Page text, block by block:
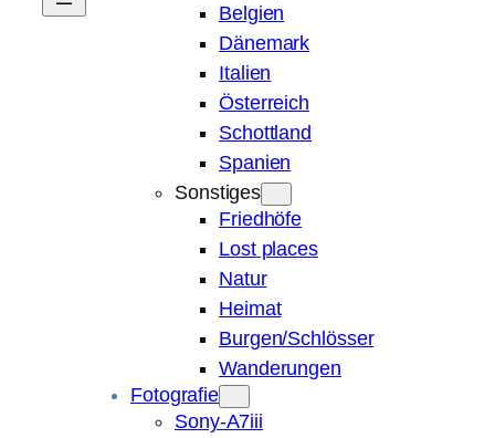
Belgien
Dänemark
Italien
Österreich
Schottland
Spanien
Sonstiges
Friedhöfe
Lost places
Natur
Heimat
Burgen/Schlösser
Wanderungen
Fotografie
Sony-A7iii